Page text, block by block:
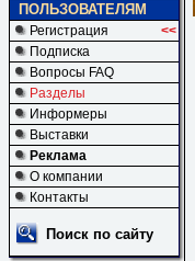
ПОЛЬЗОВАТЕЛЯМ
Регистрация
<<
Подписка
Вопросы FAQ
Разделы
Информеры
Выставки
Реклама
О компании
Контакты
Поиск по сайту